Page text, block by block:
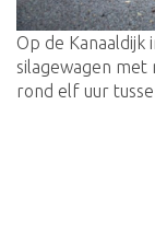
Op de
silagewagen met
rond elf uur